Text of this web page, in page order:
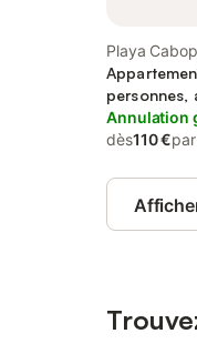
Playa
personnes,
piscine et
familles
Annulation
dès110 €